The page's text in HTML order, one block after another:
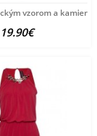
vzorom a
19.90€